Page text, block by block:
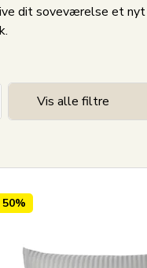
dit soveværelse et nyt
Vis alle filtre
50%